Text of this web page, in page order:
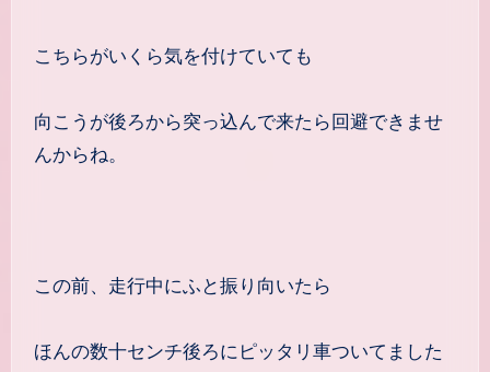
こちらがいくら気を付けていても
向こうが後ろから突っ込んで来たら回避できませ
んからね。
この前、走行中にふと振り向いたら
ほんの数十センチ後ろにピッタリ車ついてました